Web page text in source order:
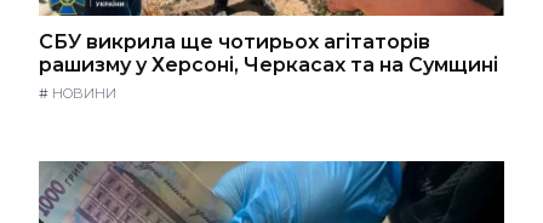
СБУ викрила ще чотирьох агітаторів
рашизму у Херсоні, Черкасах та на Сумщині
# НОВИНИ